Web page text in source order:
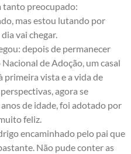
tanto preocupado:
mas estou lutando por
vai chegar.
depois de permanecer
de Adoção, um casal
primeira vista e a vida de
agora se
de idade, foi adotado por
feliz.
encaminhado pelo pai que
Não pude conter as